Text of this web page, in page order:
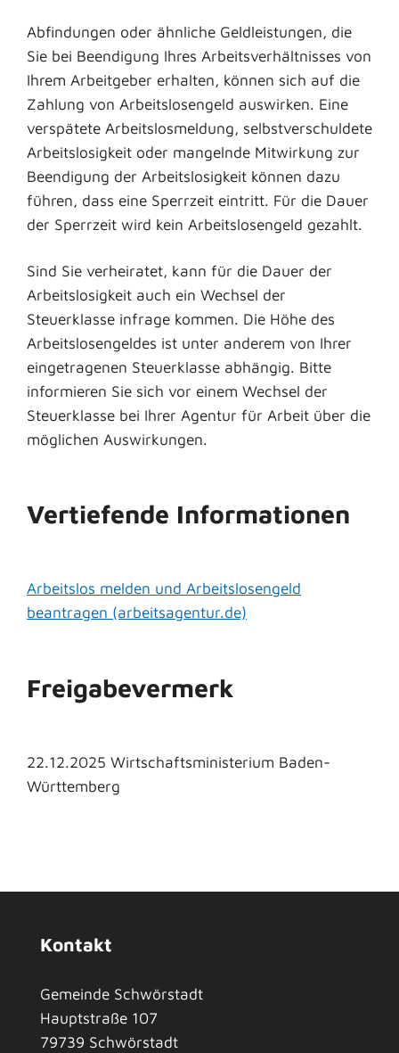
Abfindungen oder ähnliche Geldleistungen, die
Sie bei Beendigung Ihres Arbeitsverhältnisses von
Ihrem Arbeitgeber erhalten, können sich auf die
Zahlung von Arbeitslosengeld auswirken. Eine
verspätete Arbeitslosmeldung, selbstverschuldete
Arbeitslosigkeit oder mangelnde Mitwirkung zur
Beendigung der Arbeitslosigkeit können dazu
führen, dass eine Sperrzeit eintritt. Für die Dauer
der Sperrzeit wird kein Arbeitslosengeld gezahlt.
Sind Sie verheiratet, kann für die Dauer der
Arbeitslosigkeit auch ein Wechsel der
Steuerklasse infrage kommen. Die Höhe des
Arbeitslosengeldes ist unter anderem von Ihrer
eingetragenen Steuerklasse abhängig. Bitte
informieren Sie sich vor einem Wechsel der
Steuerklasse bei Ihrer Agentur für Arbeit über die
möglichen Auswirkungen.
Vertiefende Informationen
Arbeitslos melden und Arbeitslosengeld
beantragen (arbeitsagentur.de)
Freigabevermerk
22.12.2025 Wirtschaftsministerium Baden-
Württemberg
Kontakt
Gemeinde Schwörstadt
Hauptstraße 107
79739 Schwörstadt